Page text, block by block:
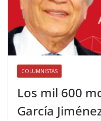
COLUMNISTAS
Los mil 600
García